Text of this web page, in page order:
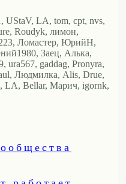
UStaV, LA, tom, cpt, nvs,
Roudyk, лимон,
Ломастер, ЮрийН,
Заец, Алька,
gaddag, Pronyra,
Людмилка, Alis, Drue,
LA, Bellar, Марич, igornk,